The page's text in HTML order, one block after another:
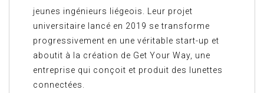
jeunes ingénieurs liégeois. Leur projet
universitaire lancé en 2019 se transforme
progressivement en une véritable start-up et
aboutit à la création de Get Your Way, une
entreprise qui conçoit et produit des lunettes
connectées.